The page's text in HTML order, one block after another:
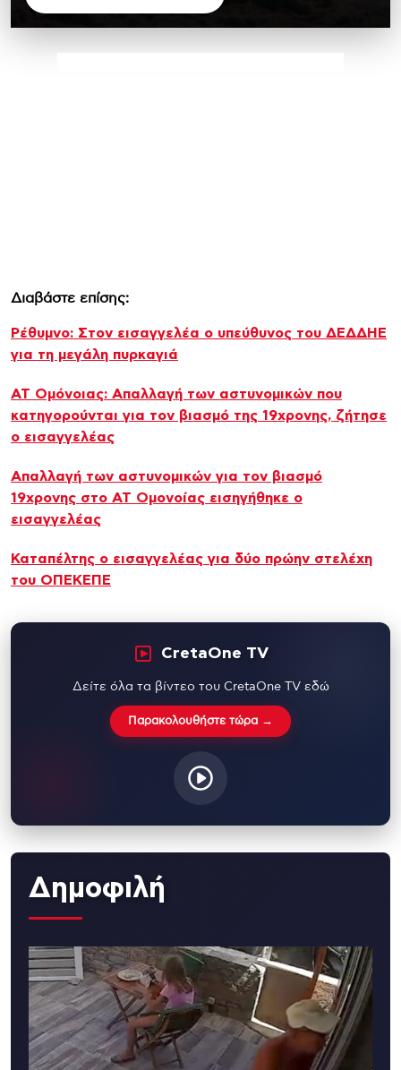
Διαβάστε επίσης:
Ρέθυμνο: Στον εισαγγελέα ο υπεύθυνος του ΔΕΔΔΗΕ
για τη μεγάλη πυρκαγιά
ΑΤ Ομόνοιας: Απαλλαγή των αστυνομικών που
κατηγορούνται για τον βιασμό της 19χρονης, ζήτησε
ο εισαγγελέας
Απαλλαγή των αστυνομικών για τον βιασμό
19χρονης στο ΑΤ Ομονοίας εισηγήθηκε ο
εισαγγελέας
Καταπέλτης ο εισαγγελέας για δύο πρώην στελέχη
του ΟΠΕΚΕΠΕ
CretaOne TV
Δείτε όλα τα βίντεο του CretaOne TV εδώ
Παρακολουθήστε τώρα →
Δημοφιλή